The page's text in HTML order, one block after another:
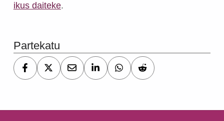
ikus daiteke.
Partekatu
Bidalketetan zehar nabigatu